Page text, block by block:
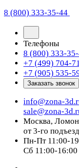
8 (800) 333-35-44
Телефоны
8 (800) 333-
+7 (499) 704-
+7 (905) 535-
Заказать звонок
info@zona-
sale@zona-
Москва,
от 3-го
Пн-Пт 11:00-
Сб 11:00-16:00